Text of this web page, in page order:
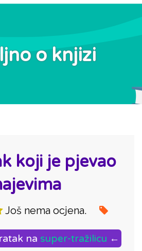
o knjizi
koji je pjevao
Još nema ocjena.
na super-tražilicu ←